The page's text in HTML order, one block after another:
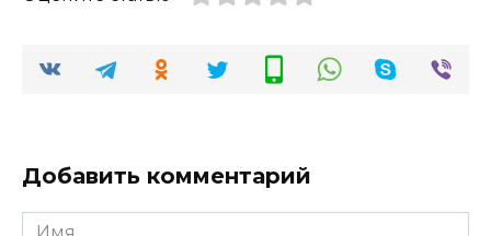
Добавить комментарий
Имя